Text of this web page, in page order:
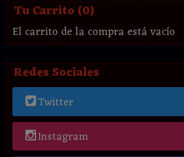
Tu Carrito (0)
El carrito de la compra está vacío
Redes Sociales
Twitter
Instagram